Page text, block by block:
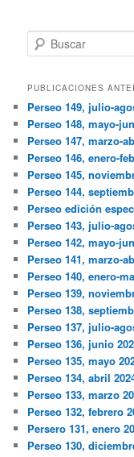
Buscar
PUBLICACIONES
Perseo 149, julio-
Perseo 148, mayo-
Perseo 147, marzo-
Perseo 146, enero-
Perseo 145,
Perseo 144,
Perseo edición
Perseo 143, julio-
Perseo 142, mayo-
Perseo 141, marzo-
Perseo 140, enero-
Perseo 139,
Perseo 138,
Perseo 137, julio-
Perseo 136, junio
Perseo 135, mayo
Perseo 134, abril
Perseo 133, marzo
Perseo 132, febrero
Persero 131, enero
Perseo 130,